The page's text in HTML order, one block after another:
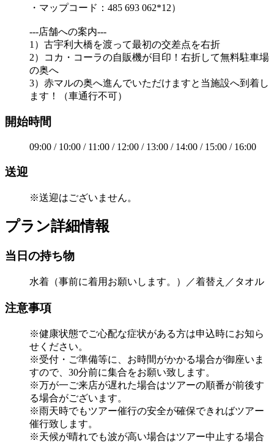
・マップコード：485 693 062*12）
---店舗への案内---
1）古宇利大橋を渡って最初の交差点を右折
2）コカ・コーラの自販機が目印！右折して無料駐車場
の奥へ
3）赤マルの奥へ進んでいただけますと当施設へ到着し
ます！（車通行不可）
開始時間
09:00 / 10:00 / 11:00 / 12:00 / 13:00 / 14:00 / 15:00 / 16:00
送迎
※送迎はございません。
プラン詳細情報
当日の持ち物
水着（事前に着用お願いします。）／着替え／タオル
注意事項
※健康状態でご心配な症状がある方は申込時にお知ら
せください。
※受付・ご準備等に、お時間がかかる場合が御座いま
すので、30分前に集合をお願い致します。
※万が一ご来店が遅れた場合はツアーの順番が前後す
る場合がございます。
※雨天時でもツアー催行の安全が確保できればツアー
催行致します。
※天候が晴れでも波が高い場合はツアー中止する場合